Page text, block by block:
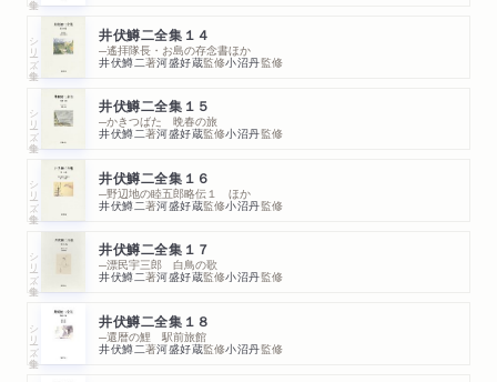
シリーズ・全集 井伏鱒二全集１４
─遙拝隊長・お島の存念書ほか
井伏鱒二著河盛好蔵監修小沼丹監修
シリーズ・全集 井伏鱒二全集１５
─かきつばた 晩春の旅
井伏鱒二著河盛好蔵監修小沼丹監修
シリーズ・全集 井伏鱒二全集１６
─野辺地の睦五郎略伝１ ほか
井伏鱒二著河盛好蔵監修小沼丹監修
シリーズ・全集 井伏鱒二全集１７
─漂民宇三郎 白鳥の歌
井伏鱒二著河盛好蔵監修小沼丹監修
シリーズ・全集 井伏鱒二全集１８
─還暦の鯉 駅前旅館
井伏鱒二著河盛好蔵監修小沼丹監修